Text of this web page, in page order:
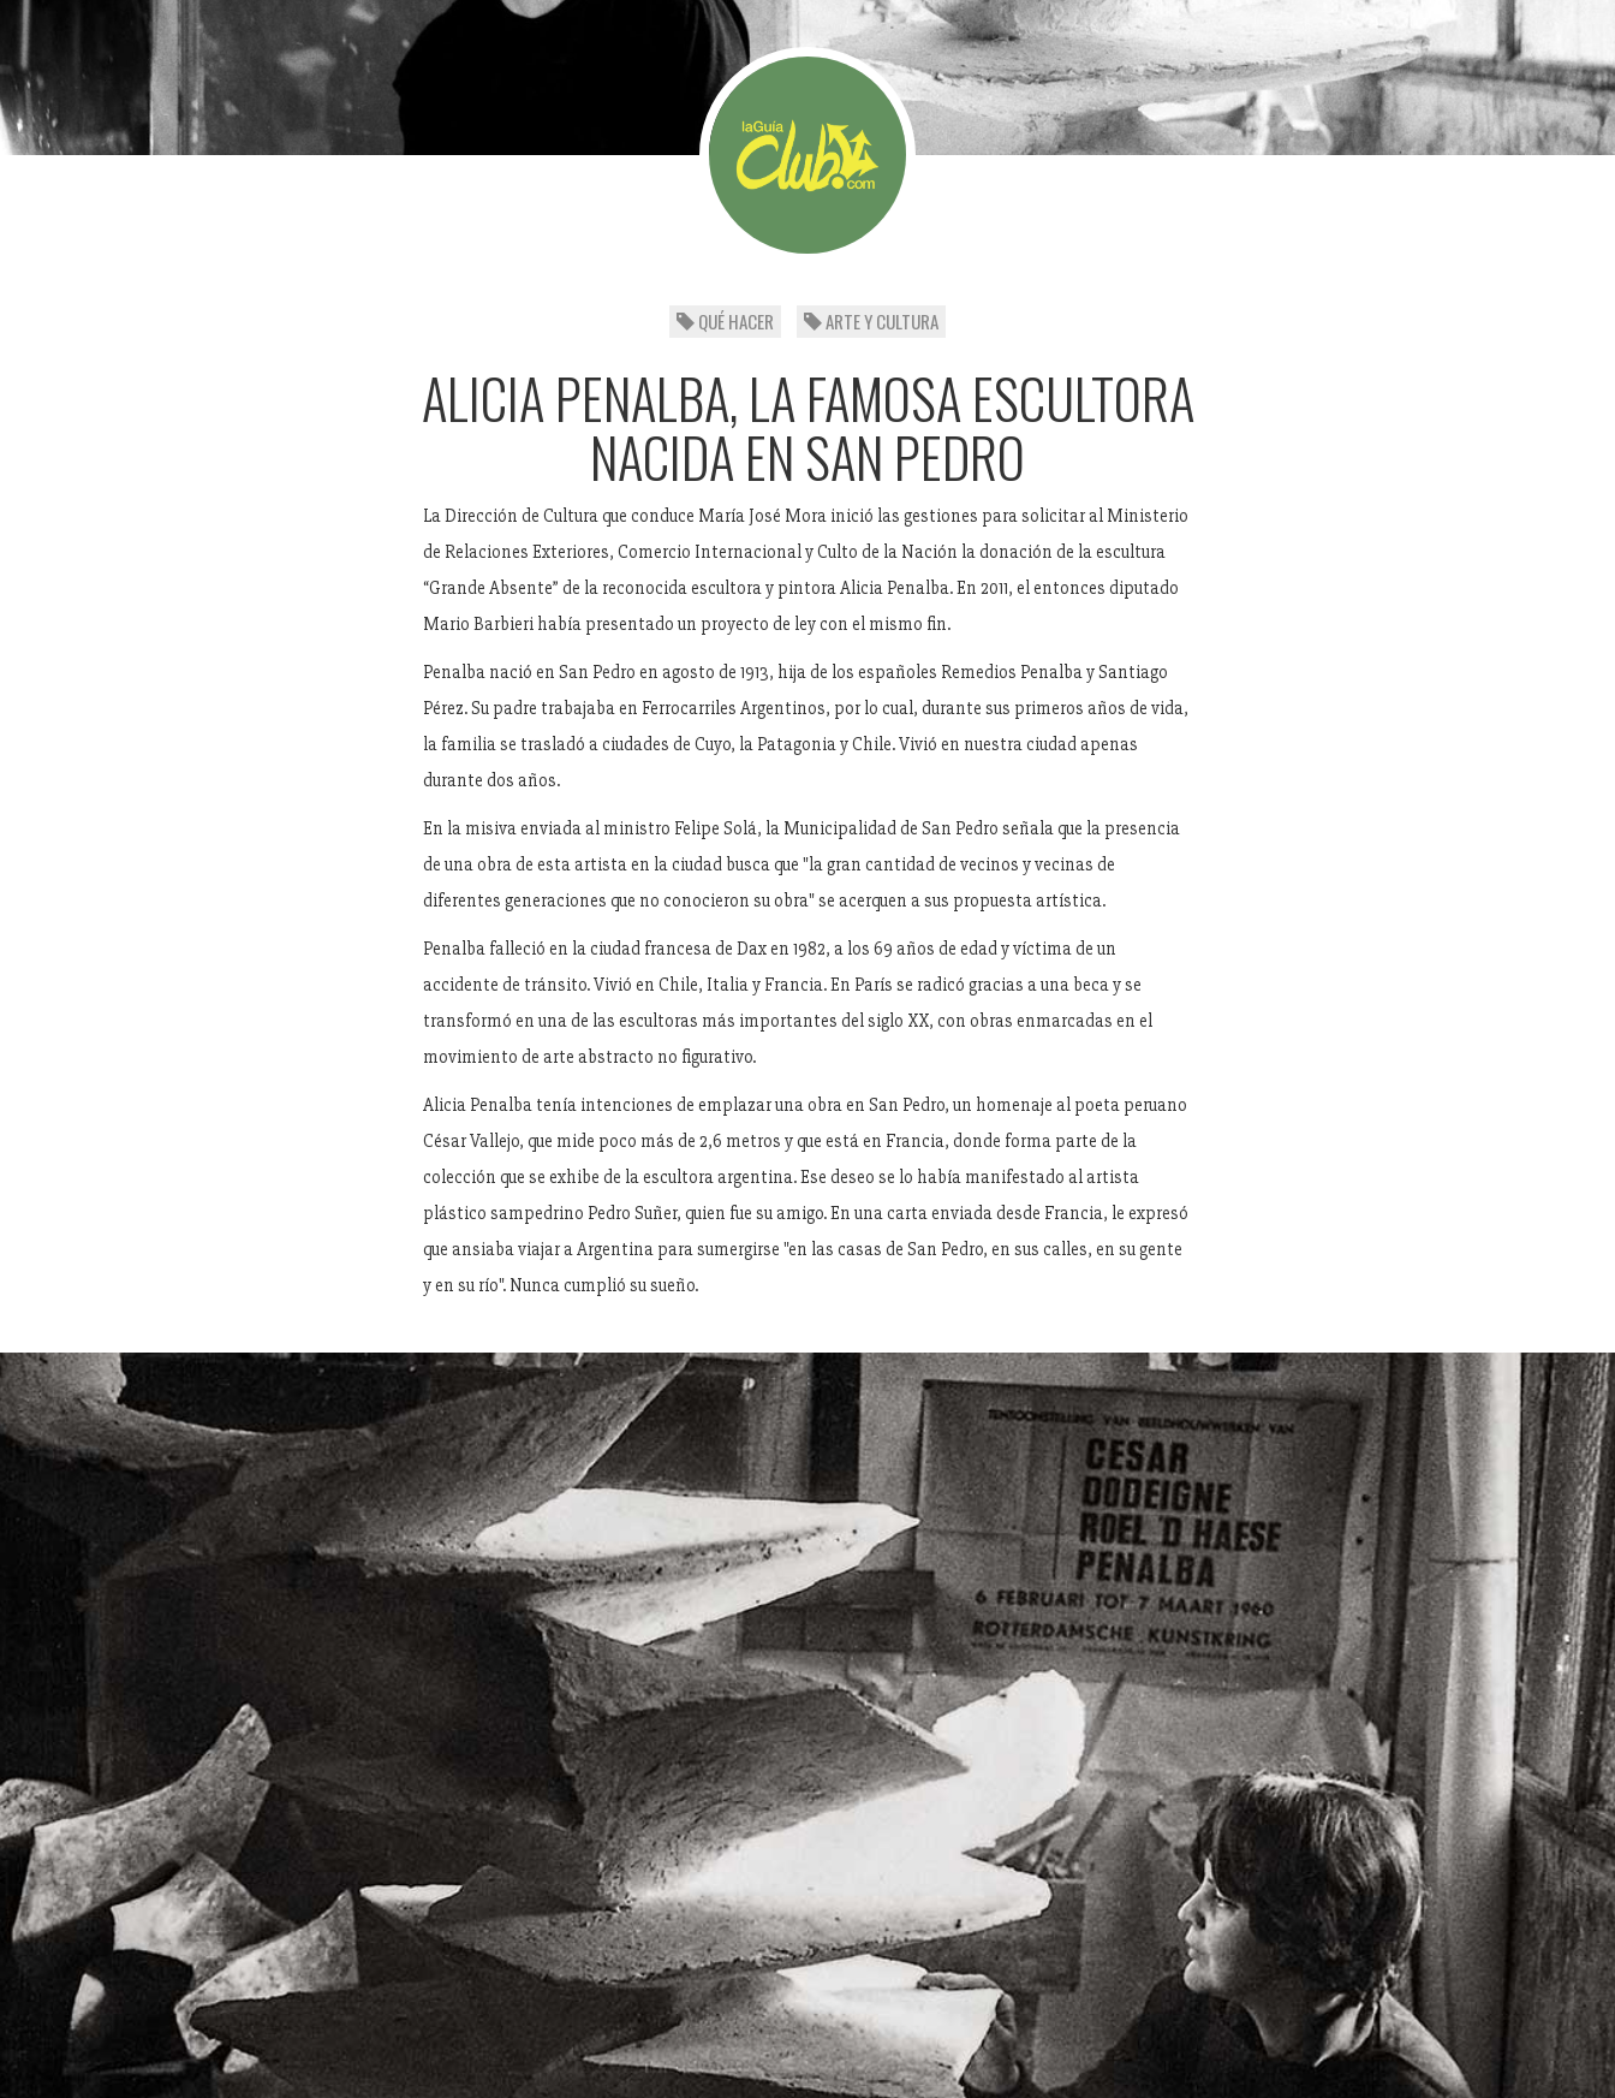
QUÉ HACER ARTE Y CULTURA
ALICIA PENALBA, LA FAMOSA ESCULTORA
NACIDA EN SAN PEDRO
La Dirección de Cultura que conduce María José Mora inició las gestiones para solicitar al Ministerio
de Relaciones Exteriores, Comercio Internacional y Culto de la Nación la donación de la escultura
“Grande Absente” de la reconocida escultora y pintora Alicia Penalba. En 2011, el entonces diputado
Mario Barbieri había presentado un proyecto de ley con el mismo fin.
Penalba nació en San Pedro en agosto de 1913, hija de los españoles Remedios Penalba y Santiago
Pérez. Su padre trabajaba en Ferrocarriles Argentinos, por lo cual, durante sus primeros años de vida,
la familia se trasladó a ciudades de Cuyo, la Patagonia y Chile. Vivió en nuestra ciudad apenas
durante dos años.
En la misiva enviada al ministro Felipe Solá, la Municipalidad de San Pedro señala que la presencia
de una obra de esta artista en la ciudad busca que "la gran cantidad de vecinos y vecinas de
diferentes generaciones que no conocieron su obra" se acerquen a sus propuesta artística.
Penalba falleció en la ciudad francesa de Dax en 1982, a los 69 años de edad y víctima de un
accidente de tránsito. Vivió en Chile, Italia y Francia. En París se radicó gracias a una beca y se
transformó en una de las escultoras más importantes del siglo XX, con obras enmarcadas en el
movimiento de arte abstracto no figurativo.
Alicia Penalba tenía intenciones de emplazar una obra en San Pedro, un homenaje al poeta peruano
César Vallejo, que mide poco más de 2,6 metros y que está en Francia, donde forma parte de la
colección que se exhibe de la escultora argentina. Ese deseo se lo había manifestado al artista
plástico sampedrino Pedro Suñer, quien fue su amigo. En una carta enviada desde Francia, le expresó
que ansiaba viajar a Argentina para sumergirse "en las casas de San Pedro, en sus calles, en su gente
y en su río". Nunca cumplió su sueño.